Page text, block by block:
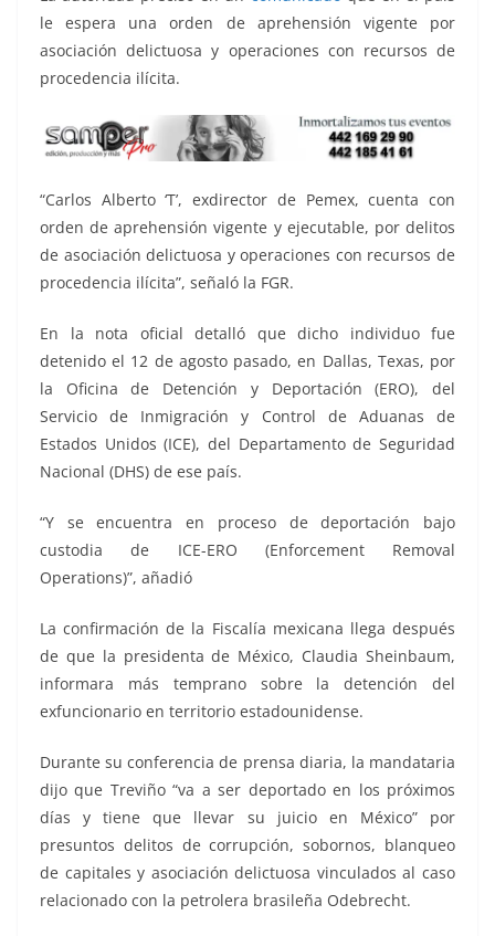
le espera una orden de aprehensión vigente por
asociación delictuosa y operaciones con recursos de
procedencia ilícita.
“Carlos Alberto ‘T’, exdirector de Pemex, cuenta con
orden de aprehensión vigente y ejecutable, por delitos
de asociación delictuosa y operaciones con recursos de
procedencia ilícita”, señaló la FGR.
En la nota oficial detalló que dicho individuo fue
detenido el 12 de agosto pasado, en Dallas, Texas, por
la Oficina de Detención y Deportación (ERO), del
Servicio de Inmigración y Control de Aduanas de
Estados Unidos (ICE), del Departamento de Seguridad
Nacional (DHS) de ese país.
“Y se encuentra en proceso de deportación bajo
custodia de ICE-ERO (Enforcement Removal
Operations)”, añadió
La confirmación de la Fiscalía mexicana llega después
de que la presidenta de México, Claudia Sheinbaum,
informara más temprano sobre la detención del
exfuncionario en territorio estadounidense.
Durante su conferencia de prensa diaria, la mandataria
dijo que Treviño “va a ser deportado en los próximos
días y tiene que llevar su juicio en México” por
presuntos delitos de corrupción, sobornos, blanqueo
de capitales y asociación delictuosa vinculados al caso
relacionado con la petrolera brasileña Odebrecht.